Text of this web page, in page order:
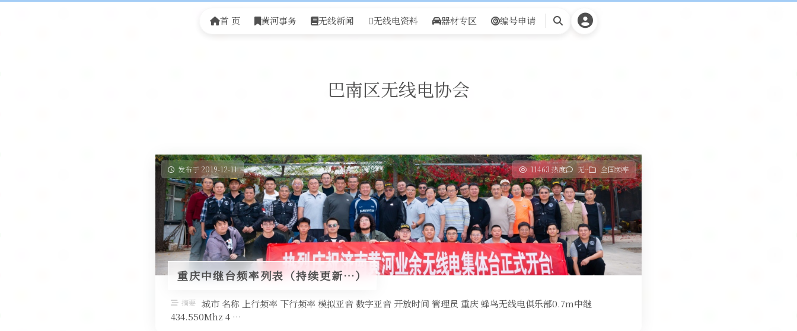
首 页 黄河事务 无线新闻 无线电资料 器材专区 编号申请
搜
巴南区无线电协会
发布于 2019-12-11 11463 热度 无~ 全国频率
重庆中继台频率列表（持续更新…）
摘要
城市 名称 上行频率 下行频率 模拟亚音 数字亚音 开放时间 管理员 重庆 蜂鸟无线电俱乐部0.7m中继
434.550Mhz 4 …